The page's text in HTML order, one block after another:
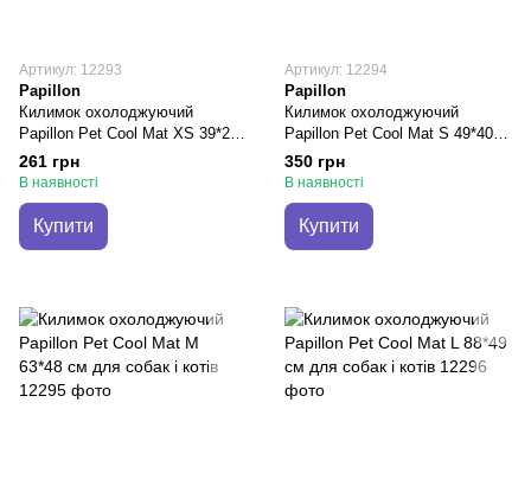
Артикул: 12293
Papillon
Килимок охолоджуючий
Papillon Pet Cool Mat XS 39*29
см для собак і котів
261 грн
В наявності
Купити
Артикул: 12294
Papillon
Килимок охолоджуючий
Papillon Pet Cool Mat S 49*40
см для собак і котів
350 грн
В наявності
Купити